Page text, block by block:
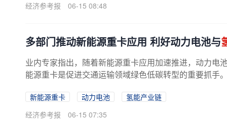
经济参考报
06-15 08:48
多部门推动新能源重卡应用 利好动力电池与
业内专家指出，随着新能源重卡应用加速推进，动力电
能源重卡是促进交通运输领域绿色低碳转型的重要抓手
新能源重卡 动力电池
氢能产业链
经济参考报
06-15 07:35